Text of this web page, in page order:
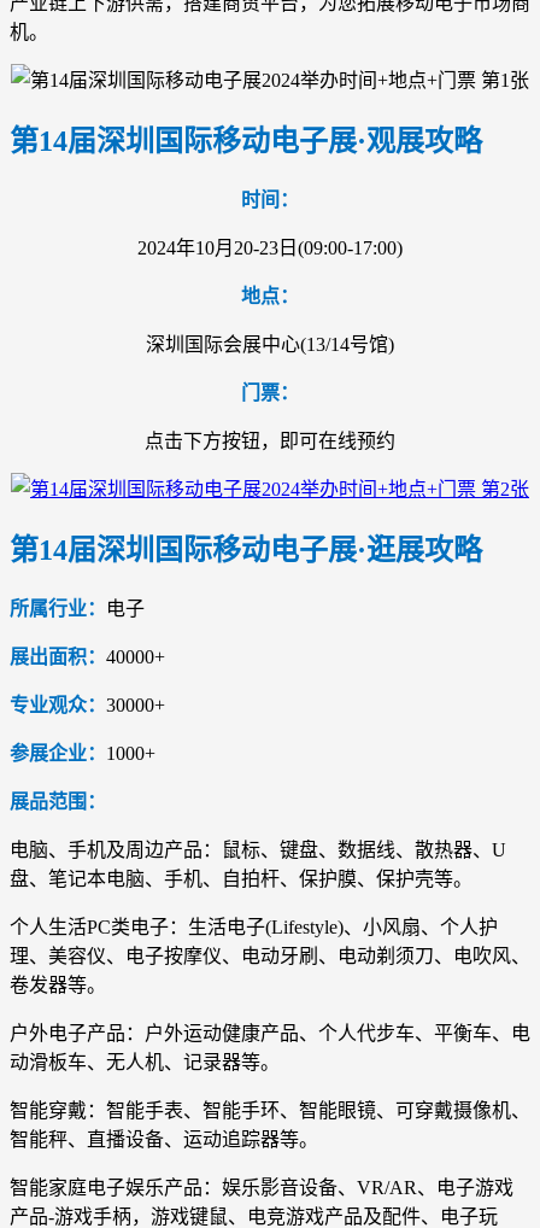
机。
第14届深圳国际移动电子展·观展攻略
时间：
2024年10月20-23日(09:00-17:00)
地点：
深圳国际会展中心(13/14号馆)
门票：
点击下方按钮，即可在线预约
第14届深圳国际移动电子展·逛展攻略
所属行业： 电子
展出面积： 40000+
专业观众： 30000+
参展企业： 1000+
展品范围：
电脑、手机及周边产品：鼠标、键盘、数据线、散热器、U
盘、笔记本电脑、手机、自拍杆、保护膜、保护壳等。
个人生活PC类电子：生活电子(Lifestyle)、小风扇、个人护
理、美容仪、电子按摩仪、电动牙刷、电动剃须刀、电吹风、
卷发器等。
户外电子产品：户外运动健康产品、个人代步车、平衡车、电
动滑板车、无人机、记录器等。
智能穿戴：智能手表、智能手环、智能眼镜、可穿戴摄像机、
智能秤、直播设备、运动追踪器等。
智能家庭电子娱乐产品：娱乐影音设备、VR/AR、电子游戏
产品-游戏手柄，游戏键鼠、电竞游戏产品及配件、电子玩